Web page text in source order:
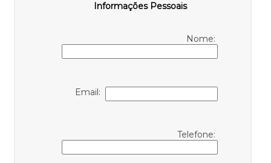
Informações Pessoais
Nome:
Email:
Telefone: